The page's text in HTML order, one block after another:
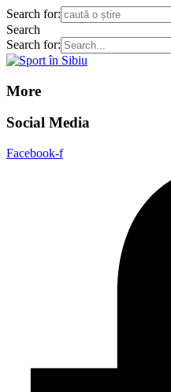
Search for:
Search
Search for:
More
Social Media
Facebook-f